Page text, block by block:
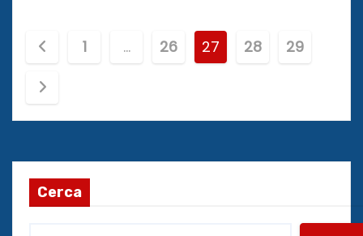
g
n
a
1 … 26 27 28 29
Cerca